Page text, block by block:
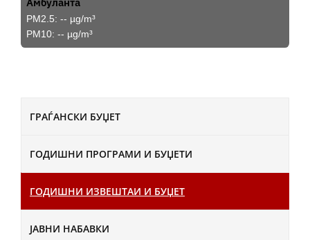
ГРАЃАНСКИ БУЏЕТ
ГОДИШНИ ПРОГРАМИ И БУЏЕТИ
ГОДИШНИ ИЗВЕШТАИ И БУЏЕТ
ЈАВНИ НАБАВКИ
PM2.5: -- µg/m³
PM10: -- µg/m³